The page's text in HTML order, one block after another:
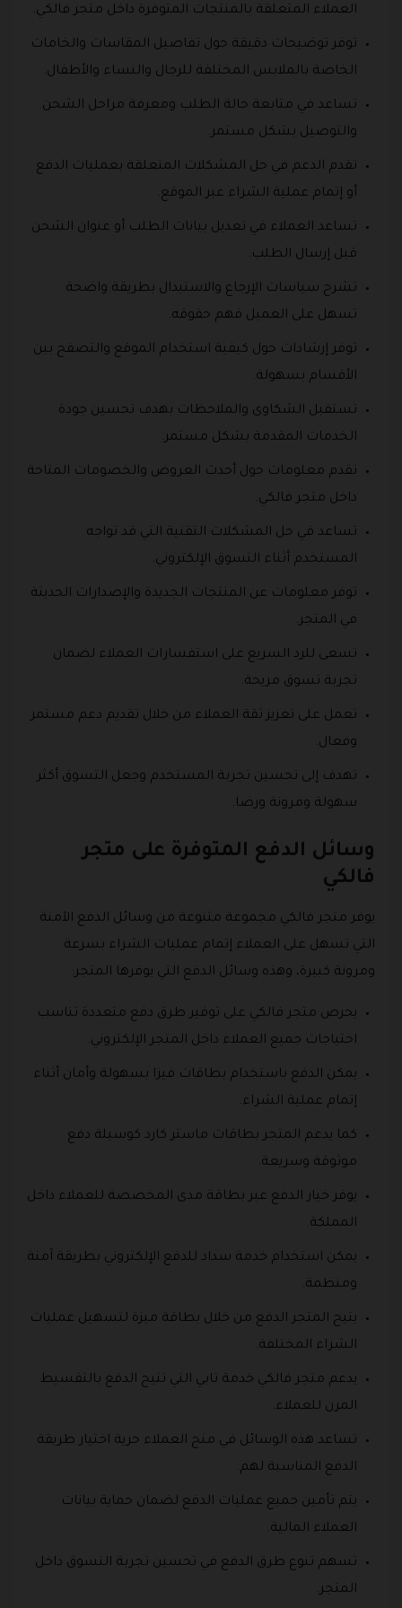
العملاء المتعلقة بالمنتجات المتوفرة داخل متجر فالكي.
توفر توضيحات دقيقة حول تفاصيل المقاسات والخامات
الخاصة بالملابس المختلفة للرجال والنساء والأطفال.
تساعد في متابعة حالة الطلب ومعرفة مراحل الشحن
والتوصيل بشكل مستمر.
تقدم الدعم في حل المشكلات المتعلقة بعمليات الدفع
أو إتمام عملية الشراء عبر الموقع.
تساعد العملاء في تعديل بيانات الطلب أو عنوان الشحن
قبل إرسال الطلب.
تشرح سياسات الإرجاع والاستبدال بطريقة واضحة
تسهل على العميل فهم حقوقه.
توفر إرشادات حول كيفية استخدام الموقع والتصفح بين
الأقسام بسهولة.
تستقبل الشكاوى والملاحظات بهدف تحسين جودة
الخدمات المقدمة بشكل مستمر.
تقدم معلومات حول أحدث العروض والخصومات المتاحة
داخل متجر فالكي.
تساعد في حل المشكلات التقنية التي قد تواجه
المستخدم أثناء التسوق الإلكتروني.
توفر معلومات عن المنتجات الجديدة والإصدارات الحديثة
في المتجر.
تسعى للرد السريع على استفسارات العملاء لضمان
تجربة تسوق مريحة.
تعمل على تعزيز ثقة العملاء من خلال تقديم دعم مستمر
وفعال.
تهدف إلى تحسين تجربة المستخدم وجعل التسوق أكثر
سهولة ومرونة ورضا.
وسائل الدفع المتوفرة على متجر
فالكي
يوفر متجر فالكي مجموعة متنوعة من وسائل الدفع الآمنة
التي تسهل على العملاء إتمام عمليات الشراء بسرعة
ومرونة كبيرة، وهذه وسائل الدفع التي يوفرها المتجر:
يحرص متجر فالكي على توفير طرق دفع متعددة تناسب
احتياجات جميع العملاء داخل المتجر الإلكتروني.
يمكن الدفع باستخدام بطاقات فيزا بسهولة وأمان أثناء
إتمام عملية الشراء.
كما يدعم المتجر بطاقات ماستر كارد كوسيلة دفع
موثوقة وسريعة.
يوفر خيار الدفع عبر بطاقة مدى المخصصة للعملاء داخل
المملكة.
يمكن استخدام خدمة سداد للدفع الإلكتروني بطريقة آمنة
ومنظمة.
يتيح المتجر الدفع من خلال بطاقة ميزة لتسهيل عمليات
الشراء المختلفة.
يدعم متجر فالكي خدمة تابي التي تتيح الدفع بالتقسيط
المرن للعملاء.
تساعد هذه الوسائل في منح العملاء حرية اختيار طريقة
الدفع المناسبة لهم.
يتم تأمين جميع عمليات الدفع لضمان حماية بيانات
العملاء المالية.
تسهم تنوع طرق الدفع في تحسين تجربة التسوق داخل
المتجر.